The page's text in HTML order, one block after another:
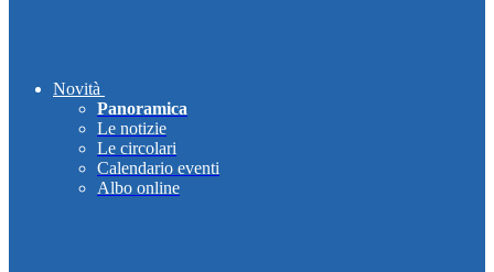
Novità
Panoramica
Le notizie
Le circolari
Calendario eventi
Albo online